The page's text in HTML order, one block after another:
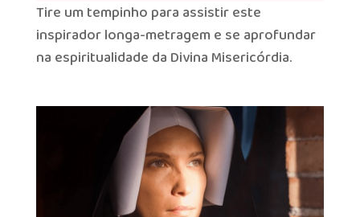
Tire um tempinho para assistir este
inspirador longa-metragem e se aprofundar
na espiritualidade da Divina Misericórdia.